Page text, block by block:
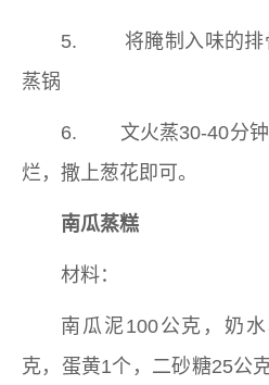
5. 将腌制入味的排
蒸锅
6. 文火蒸30-40分钟
烂，撒上葱花即可。
南瓜蒸糕
材料：
南瓜泥100公克，奶
克，蛋黄1个，二砂糖25公